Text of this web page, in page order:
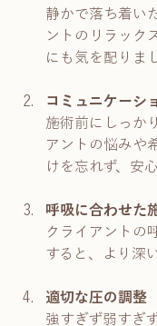
静かで落ち着い
ントのリラック
にも気を配りま
コミュニケーシ
施術前にしっか
アントの悩みや
けを忘れず、安
呼吸に合わせた
クライアントの
すると、より深
適切な圧の調整
強すぎず弱すぎ